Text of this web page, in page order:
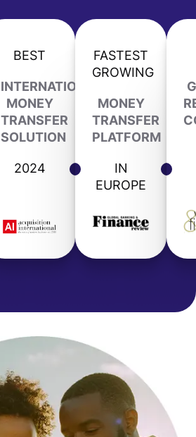
BEST
INTERNATIONAL
MONEY
TRANSFER
SOLUTION
2024
FASTEST
GROWING
MONEY
TRANSFER
PLATFORM
IN
EUROPE